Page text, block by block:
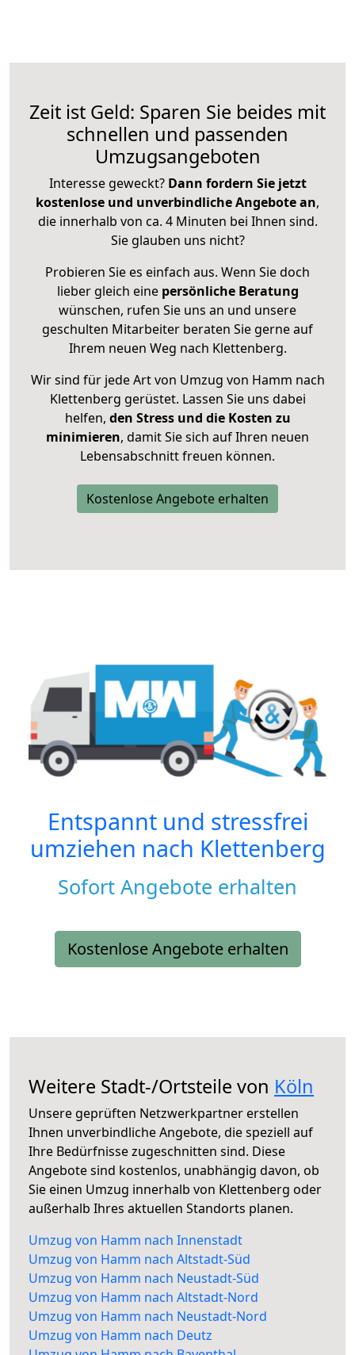
Zeit ist Geld: Sparen Sie beides mit
schnellen und passenden
Umzugsangeboten
Interesse geweckt? Dann fordern Sie jetzt
kostenlose und unverbindliche Angebote an,
die innerhalb von ca. 4 Minuten bei Ihnen sind.
Sie glauben uns nicht?
Probieren Sie es einfach aus. Wenn Sie doch
lieber gleich eine persönliche Beratung
wünschen, rufen Sie uns an und unsere
geschulten Mitarbeiter beraten Sie gerne auf
Ihrem neuen Weg nach Klettenberg.
Wir sind für jede Art von Umzug von Hamm nach
Klettenberg gerüstet. Lassen Sie uns dabei
helfen, den Stress und die Kosten zu
minimieren, damit Sie sich auf Ihren neuen
Lebensabschnitt freuen können.
Kostenlose Angebote erhalten
Entspannt und stressfrei
umziehen nach Klettenberg
Sofort Angebote erhalten
Kostenlose Angebote erhalten
Weitere Stadt-/Ortsteile von Köln
Unsere geprüften Netzwerkpartner erstellen
Ihnen unverbindliche Angebote, die speziell auf
Ihre Bedürfnisse zugeschnitten sind. Diese
Angebote sind kostenlos, unabhängig davon, ob
Sie einen Umzug innerhalb von Klettenberg oder
außerhalb Ihres aktuellen Standorts planen.
Umzug von Hamm nach Innenstadt
Umzug von Hamm nach Altstadt-Süd
Umzug von Hamm nach Neustadt-Süd
Umzug von Hamm nach Altstadt-Nord
Umzug von Hamm nach Neustadt-Nord
Umzug von Hamm nach Deutz